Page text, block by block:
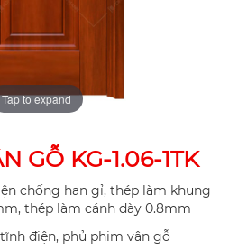
Tap to expand
GỖ KG-1.06-1TK
chống han gỉ, thép làm khung
thép làm cánh dày 0.8mm
điện, phủ phim vân gỗ